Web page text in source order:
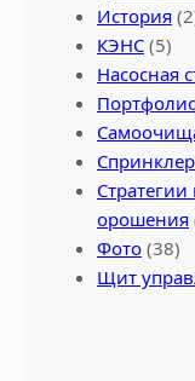
История
КЭНС (5)
Насосная
орошения
Фото (38)
Щит